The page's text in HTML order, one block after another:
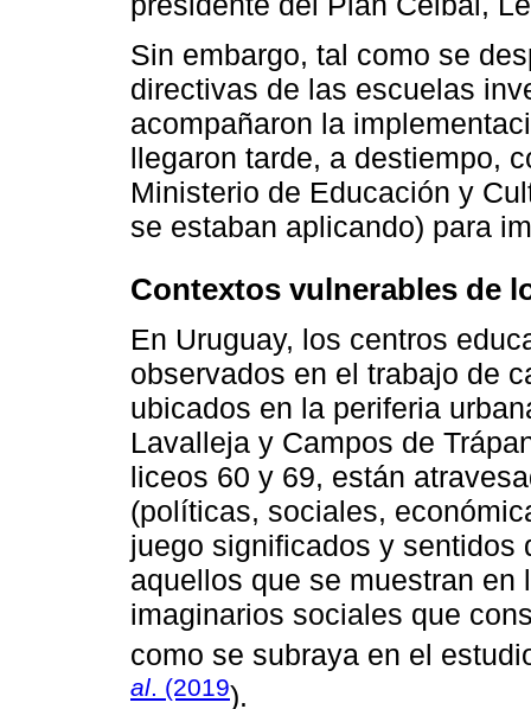
Sin embargo, tal como se
directivas de las escuelas
acompañaron la
llegaron tarde, a destiempo,
Ministerio de Educación y
se estaban aplicando) para
Contextos vulnerables de
En Uruguay, los centros
observados en el trabajo de
ubicados en la periferia
Lavalleja y Campos de
liceos 60 y 69, están
(políticas, sociales,
juego significados y sentidos
aquellos que se muestran
imaginarios sociales que
como se subraya en el
al. (2019).